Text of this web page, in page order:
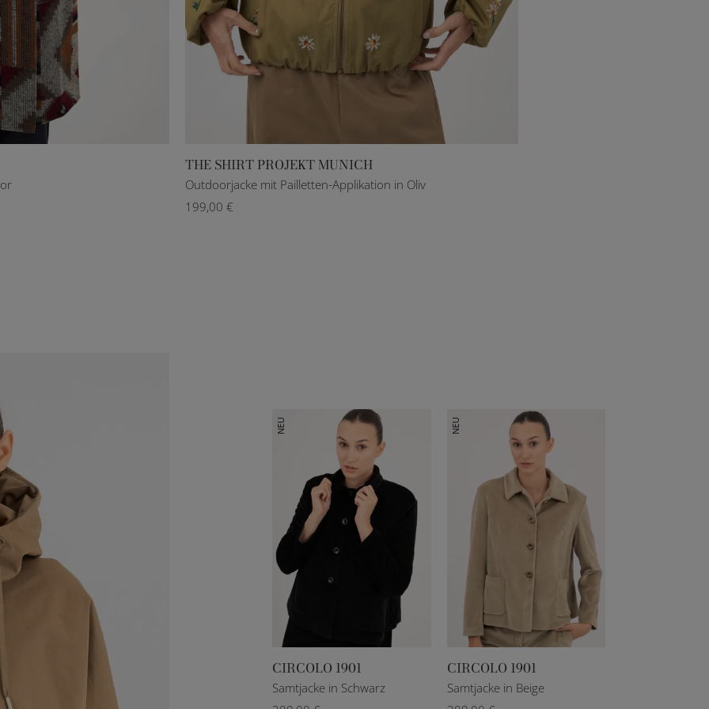
XS S M L
THE SHIRT PROJEKT MUNICH
Outdoorjacke mit Pailletten-Applikation in Oliv
199,00 €
NEU
IT 40 IT 42 IT 44
CIRCOLO 1901
Samtjacke in Schwarz
NEU
IT 40 IT 42 IT 44
CIRCOLO 1901
Samtjacke in Beige